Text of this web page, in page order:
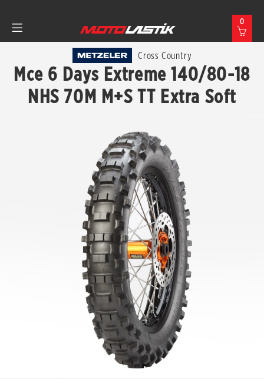
0
Cross Country
Mce 6 Days Extreme 140/80-18
NHS 70M M+S TT Extra Soft